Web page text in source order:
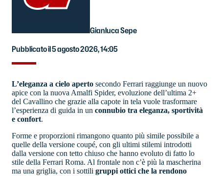
Gianluca Sepe
Pubblicato il 5 agosto 2026, 14:05
L’eleganza a cielo aperto secondo Ferrari raggiunge un nuovo
apice con la nuova Amalfi Spider, evoluzione dell’ultima 2+
del Cavallino che grazie alla capote in tela vuole trasformare
l’esperienza di guida in un connubio tra eleganza, sportività
e confort.
Forme e proporzioni rimangono quanto più simile possibile a
quelle della versione coupé, con gli ultimi stilemi introdotti
dalla versione con tetto chiuso che hanno evoluto di fatto lo
stile della Ferrari Roma. Al frontale non c’è più la mascherina
ma una griglia, con i sottili gruppi ottici che la rendono